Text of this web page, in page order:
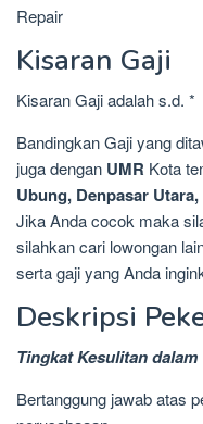
Repair
Kisaran Gaji
Kisaran Gaji adalah s.d. *
Bandingkan Gaji yang
juga dengan UMR Kota
Ubung, Denpasar
Jika Anda cocok maka
silahkan cari lowongan
serta gaji yang Anda
Deskripsi
Tingkat Kesulitan
Bertanggung jawab atas